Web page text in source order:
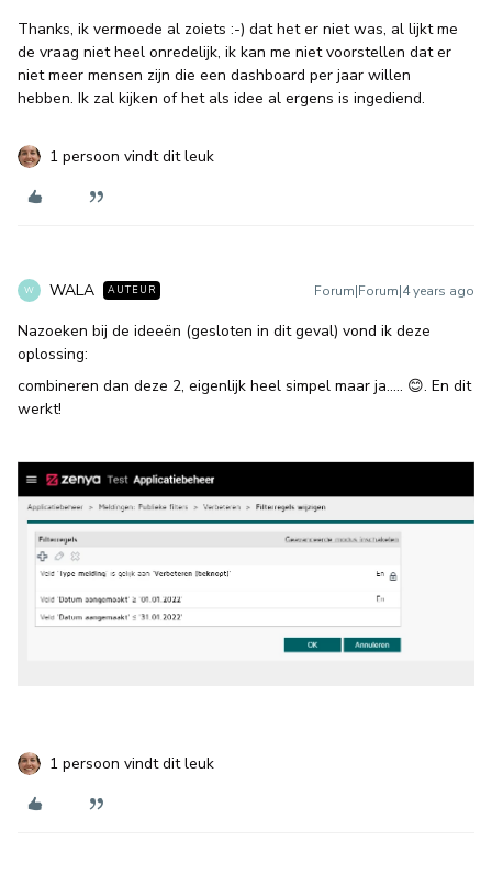
Thanks, ik vermoede al zoiets :-) dat het er niet was, al lijkt me
de vraag niet heel onredelijk, ik kan me niet voorstellen dat er
niet meer mensen zijn die een dashboard per jaar willen
hebben. Ik zal kijken of het als idee al ergens is ingediend.
1 persoon vindt dit leuk
W WALA AUTEUR Forum|Forum|4 years ago
Nazoeken bij de ideeën (gesloten in dit geval) vond ik deze
oplossing:
combineren dan deze 2, eigenlijk heel simpel maar ja….. 😊. En dit
werkt!
1 persoon vindt dit leuk